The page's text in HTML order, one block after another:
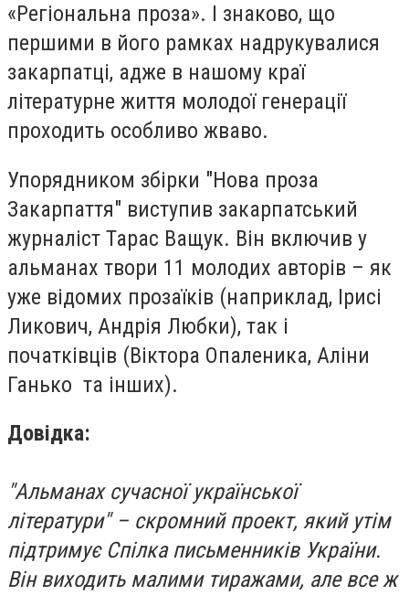
«Регіональна проза». І знаково, що
першими в його рамках надрукувалися
закарпатці, адже в нашому краї
літературне життя молодої генерації
проходить особливо жваво.
Упорядником збірки "Нова проза
Закарпаття" виступив закарпатський
журналіст Тарас Ващук. Він включив у
альманах твори 11 молодих авторів – як
уже відомих прозаїків (наприклад, Ірисі
Ликович, Андрія Любки), так і
початківців (Віктора Опаленика, Аліни
Ганько та інших).
Довідка:
"Альманах сучасної української
літератури" – скромний проект, який утім
підтримує Спілка письменників України.
Він виходить малими тиражами, але все ж